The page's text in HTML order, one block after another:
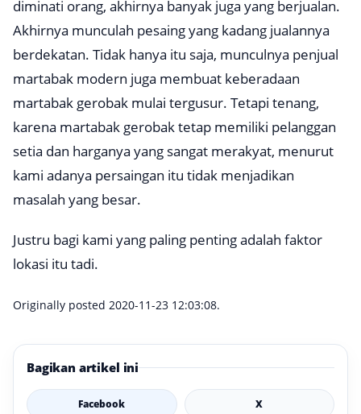
diminati orang, akhirnya banyak juga yang berjualan.
Akhirnya munculah pesaing yang kadang jualannya
berdekatan. Tidak hanya itu saja, munculnya penjual
martabak modern juga membuat keberadaan
martabak gerobak mulai tergusur. Tetapi tenang,
karena martabak gerobak tetap memiliki pelanggan
setia dan harganya yang sangat merakyat, menurut
kami adanya persaingan itu tidak menjadikan
masalah yang besar.
Justru bagi kami yang paling penting adalah faktor
lokasi itu tadi.
Originally posted 2020-11-23 12:03:08.
Bagikan artikel ini
Facebook X